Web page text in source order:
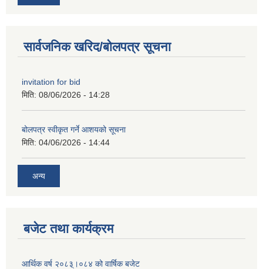
सार्वजनिक खरिद/बोलपत्र सूचना
invitation for bid
मिति: 08/06/2026 - 14:28
बोलपत्र स्वीकृत गर्ने आशयको सूचना
मिति: 04/06/2026 - 14:44
अन्य
बजेट तथा कार्यक्रम
आर्थिक वर्ष २०८३्।०८४ को वार्षिक बजेट